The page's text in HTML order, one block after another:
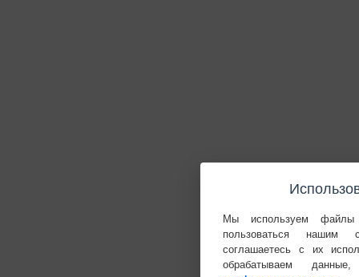
Мы используем
пользоваться нашим
соглашаетесь с их
обрабатываем